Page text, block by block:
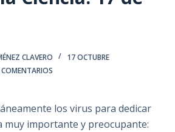
CLAVERO
17 OCTUBRE
los virus para dedicar
muy importante y preocupante: